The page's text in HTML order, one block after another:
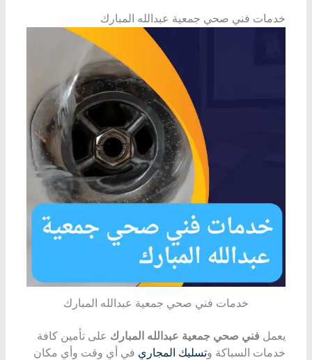
خدمات فني صحي جمعية عبدالله المبارك
خدمات فني صحي جمعية عبدالله المبارك
يعمل فني صحي جمعية عبدالله المبارك على تأمين كافة
خدمات السباكة وتسليك المجاري في أي وقت وأي مكان